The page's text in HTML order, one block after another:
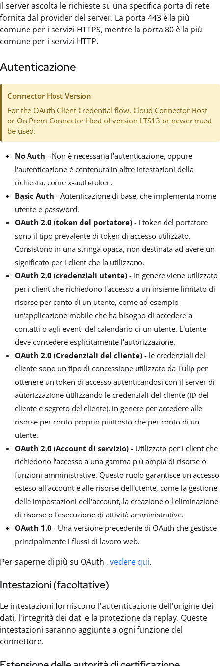
Il server ascolta le richieste su una specifica porta di rete
fornita dal provider del server. La porta 443 è la più
comune per i servizi HTTPS, mentre la porta 80 è la più
comune per i servizi HTTP.
Autenticazione
Connector Host Version
For the OAuth Client Credential flow, Cloud Connector Host
or On Prem Connector Host of version LTS13 or newer must
be used.
No Auth - Non è necessaria l'autenticazione, oppure
l'autenticazione è contenuta in altre intestazioni della
richiesta, come x-auth-token.
Basic Auth - Autenticazione di base, che implementa nome
utente e password.
OAuth 2.0 (token del portatore) - I token del portatore
sono il tipo prevalente di token di accesso utilizzato.
Consistono in una stringa opaca, non destinata ad avere un
significato per i client che la utilizzano.
OAuth 2.0 (credenziali utente) - In genere viene utilizzato
per i client che richiedono l'accesso a un insieme limitato di
risorse per conto di un utente, come ad esempio
un'applicazione mobile che ha bisogno di accedere ai
contatti o agli eventi del calendario di un utente. L'utente
deve concedere esplicitamente l'autorizzazione.
OAuth 2.0 (Credenziali del cliente) - le credenziali del
cliente sono un tipo di concessione utilizzato da Tulip per
ottenere un token di accesso autenticandosi con il server di
autorizzazione utilizzando le credenziali del cliente (ID del
cliente e segreto del cliente), in genere per accedere alle
risorse per conto proprio piuttosto che per conto di un
utente.
OAuth 2.0 (Account di servizio) - Utilizzato per i client che
richiedono l'accesso a una gamma più ampia di risorse o
funzioni amministrative. Questo ruolo garantisce un accesso
esteso all'account e alle risorse dell'utente, come la gestione
delle impostazioni dell'account, la creazione o l'eliminazione
di risorse o l'esecuzione di attività amministrative.
OAuth 1.0 - Una versione precedente di OAuth che gestisce
principalmente i flussi di lavoro web.
Per saperne di più su OAuth , vedere qui.
Intestazioni (facoltative)
Le intestazioni forniscono l'autenticazione dell'origine dei
dati, l'integrità dei dati e la protezione da replay. Queste
intestazioni saranno aggiunte a ogni funzione del
connettore.